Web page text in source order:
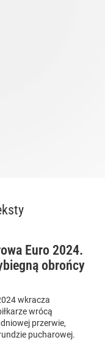
Euro 2024.
obrońcy
wkracza
wrócą
przerwie,
pucharowej.